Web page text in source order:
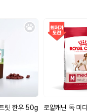
릿 한우 50g
로얄캐닌 독 미